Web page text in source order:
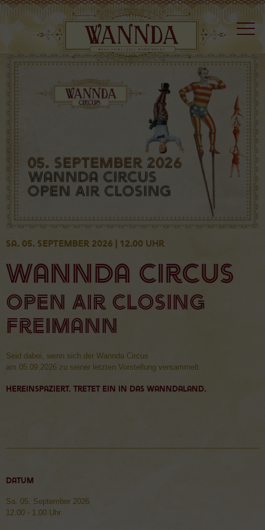
Sa. 05. September 2026 | 12.00 Uhr
Wannda Circus
Open Air Closing
Freimann
Seid dabei, wenn sich der Wannda Circus
am 05.09.2026 zu seiner letzten Vorstellung versammelt.
Hereinspaziert. Tretet ein in das Wanndaland.
Datum
Sa. 05. September 2026
12.00 - 1.00 Uhr